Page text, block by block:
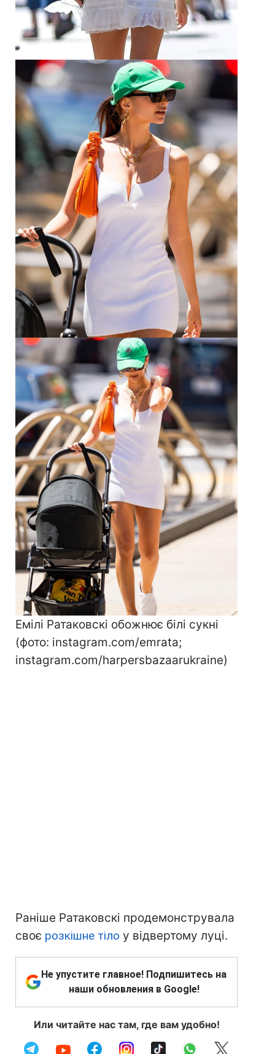
Емілі Ратаковскі обожнює білі сукні
(фото: instagram.com/emrata;
instagram.com/harpersbazaarukraine)
Раніше Ратаковскі продемонструвала
своє розкішне тіло у відвертому луці.
Не упустите главное! Подпишитесь на
наши обновления в Google!
Или читайте нас там, где вам удобно!